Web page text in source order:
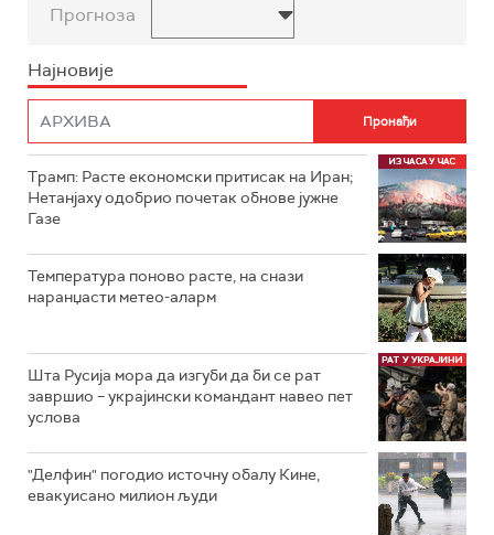
Прогноза
Најновије
Трамп: Расте економски притисак на Иран;
Нетанјаху одобрио почетак обнове јужне
Газе
Температура поново расте, на снази
наранџасти метео-аларм
Шта Русија мора да изгуби да би се рат
завршио – украјински командант навео пет
услова
"Делфин" погодио источну обалу Кине,
евакуисано милион људи